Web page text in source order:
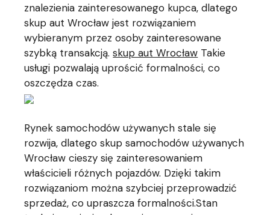
znalezienia zainteresowanego kupca, dlatego
skup aut Wrocław jest rozwiązaniem
wybieranym przez osoby zainteresowane
szybką transakcją.skup aut Wrocław Takie
usługi pozwalają uprościć formalności, co
oszczędza czas.
Rynek samochodów używanych stale się
rozwija, dlatego skup samochodów używanych
Wrocław cieszy się zainteresowaniem
właścicieli różnych pojazdów. Dzięki takim
rozwiązaniom można szybciej przeprowadzić
sprzedaż, co upraszcza formalności.Stan